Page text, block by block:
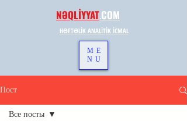
NƏQLİYYAT.COM
HƏFTƏLİK ANALİTİK İCMAL
ME
NU
Пост
Все посты